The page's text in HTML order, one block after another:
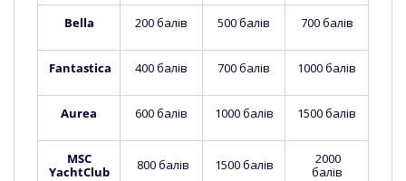
Bella 200 балів 500 балів 700 балів
Fantastica 400 балів 700 балів 1000 балів
Aurea 600 балів 1000 балів 1500 балів
MSC
YachtClub
800 балів 1500 балів
2000
балів